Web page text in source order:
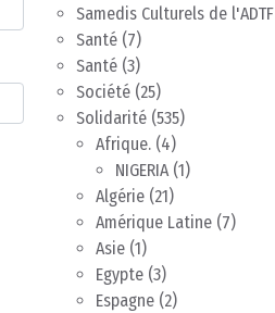
Samedis Culturels de l'ADTF
Santé (7)
Santé (3)
Société (25)
Solidarité (535)
Afrique. (4)
NIGERIA(1)
Algérie (21)
Amérique Latine (7)
Asie (1)
Egypte (3)
Espagne (2)